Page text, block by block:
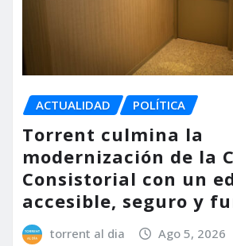
ACTUALIDAD POLÍTICA
Torrent culmina la
modernización de la
Consistorial con un
accesible, seguro y
torrent al dia Ago 5, 2026